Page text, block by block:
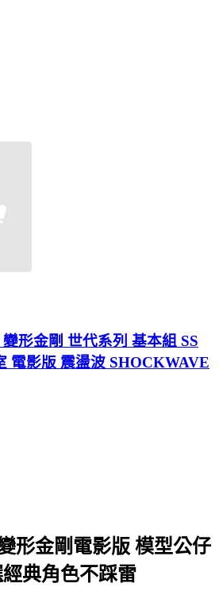
形金剛 世代系列 基本組 SS
電影版 震盪波 SHOCKWAVE
形金剛電影版 模型公仔
典角色不踩雷